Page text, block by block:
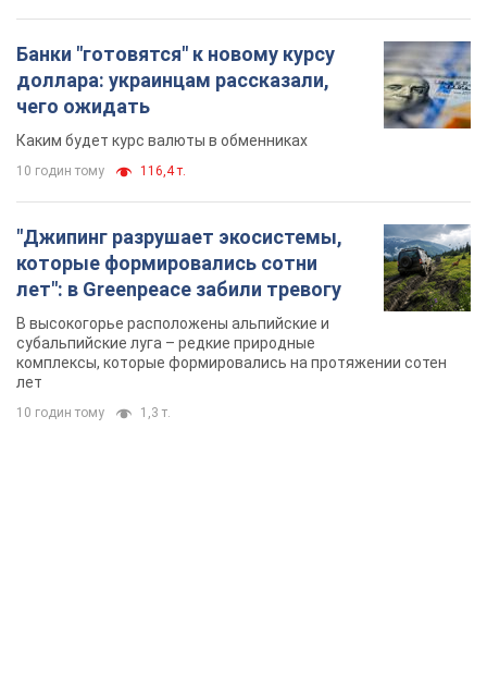
субальпийские луга – редкие природные
комплексы, которые формировались на протяжении сотен
лет
10 годин тому